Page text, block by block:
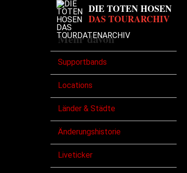
Mehr davon
Supportbands
Locations
Länder & Städte
Änderungshistorie
Liveticker